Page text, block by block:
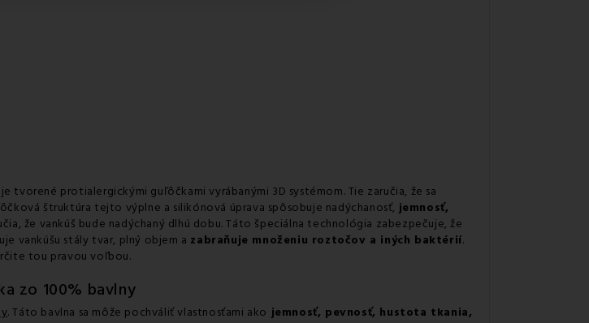
protialergickými guľôčkami vyrábanými 3D systémom. Tie zaručia, že sa
štruktúra tejto výplne a silikónová úprava spôsobuje nadýchanosť, jemnosť,
že vankúš bude nadýchaný dlhú dobu. Táto špeciálna technológia zabezpečuje, že
vankúšu stály tvar, plný objem a zabraňuje množeniu roztočov a iných baktérií.
tou pravou voľbou.
zo 100% bavlny
. Táto bavlna sa môže pochváliť vlastnosťami ako jemnosť, pevnosť, hustota tkania,